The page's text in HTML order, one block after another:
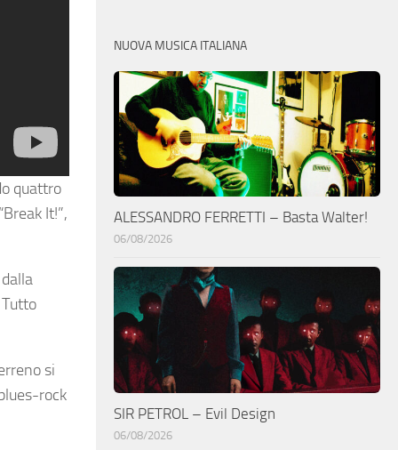
quattro
It!”,
si
rock
NUOVA MUSICA ITALIANA
ALESSANDRO FERRETTI – Basta Walter!
06/08/2026
SIR PETROL – Evil Design
06/08/2026